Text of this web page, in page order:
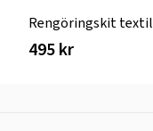
Rengöringskit textil
495 kr